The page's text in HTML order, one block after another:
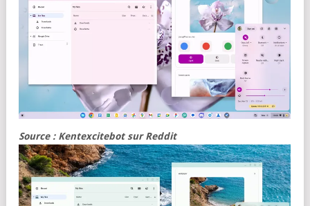
Source : Kentexcitebot sur Reddit